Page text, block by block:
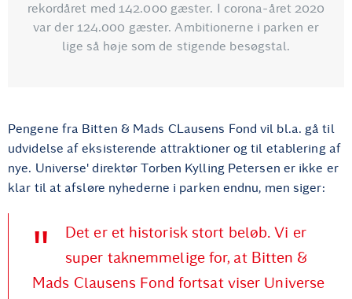
rekordåret med 142.000 gæster. I corona-året 2020
var der 124.000 gæster. Ambitionerne i parken er
lige så høje som de stigende besøgstal.
Pengene fra Bitten & Mads CLausens Fond vil bl.a. gå til
udvidelse af eksisterende attraktioner og til etablering af
nye. Universe' direktør Torben Kylling Petersen er ikke er
klar til at afsløre nyhederne i parken endnu, men siger:
Det er et historisk stort beløb. Vi er
super taknemmelige for, at Bitten &
Mads Clausens Fond fortsat viser Universe